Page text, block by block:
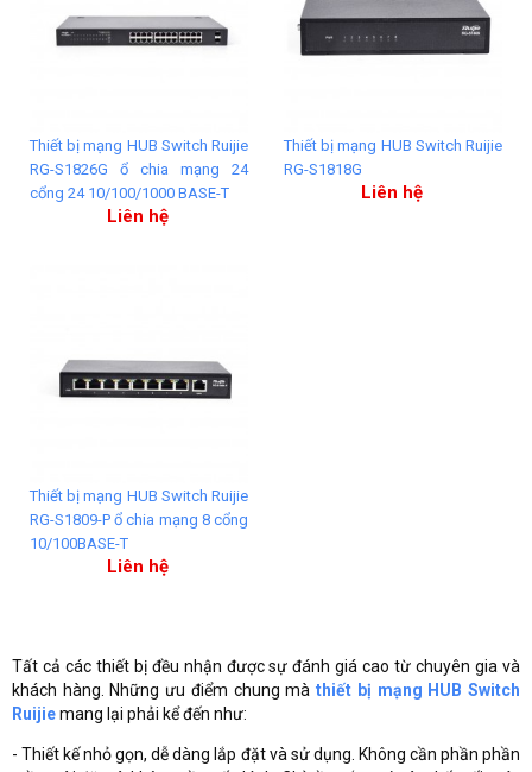
Thiết bị mạng HUB Switch Ruijie
RG-S1826G ổ chia mạng 24
cổng 24 10/100/1000 BASE-T
Liên hệ
Thiết bị mạng HUB Switch Ruijie
RG-S1818G
Liên hệ
Thiết bị mạng HUB Switch Ruijie
RG-S1809-P ổ chia mạng 8 cổng
10/100BASE-T
Liên hệ
Tất cả các thiết bị đều nhận được sự đánh giá cao từ chuyên gia và
khách hàng. Những ưu điểm chung màthiết bị mạng HUB Switch
Ruijiemang lại phải kể đến như:
- Thiết kế nhỏ gọn, dễ dàng lắp đặt và sử dụng. Không cần phần phần